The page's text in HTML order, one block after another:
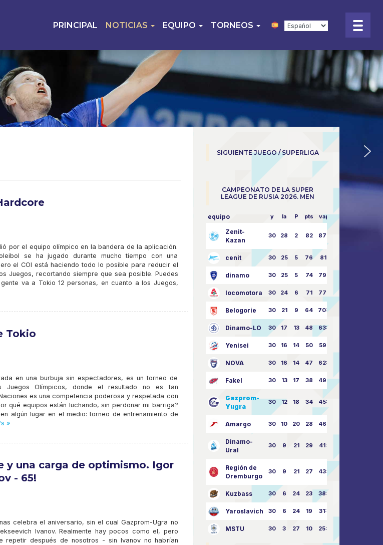
PRINCIPAL NOTICIAS EQUIPO TORNEOS
por el equipo olímpico en la bandera de la aplicación.
se ha jugado durante mucho tiempo con una
el COI está haciendo todo lo posible para reducir el
Juegos, recortando siempre que sea posible. Puedes
va a Tokio 12 personas, en cuanto a los Juegos,
Tokio
en una burbuja sin espectadores, es un torneo de
Juegos Olímpicos, donde el resultado no es tan
es una competencia poderosa y respetada con
qué equipos están luchando, sin perdonar mi barriga?
algún lugar en el medio: torneo de entrenamiento de
»
y una carga de optimismo. Igor
- 65!
celebra el aniversario, sin el cual Gazprom-Ugra no
Ivanov. Realmente hay pocos como el, pero
repetir después de nosotros - sin Ivanov no habrían
SIGUIENTE JUEGO / SUPERLIGA
CAMPEONATO DE LA SUPER
LEAGUE DE RUSIA 2026. MEN
equipo y la P pts vapor
Zenit-
Kazan
30 28 2 82 87:24
cenit 30 25 5 76 81:21
dinamo 30 25 5 74 79:26
locomotora 30 24 6 71 77:33
Belogorie 30 21 9 64 70:40
Dinamo-LO 30 17 13 48 63:57
Yenisei 30 16 14 50 59:53
NOVA 30 16 14 47 62:58
Fakel 30 13 17 38 49:62
Gazprom-
Yugra
30 12 18 34 45:63
Amargo 30 10 20 28 46:73
Dinamo-
Ural
30 9 21 29 41:70
Región de
Oremburgo
30 9 21 27 43:73
Kuzbass 30 6 24 23 38:76
Yaroslavich 30 6 24 19 31:80
MSTU 30 3 27 10 25:87